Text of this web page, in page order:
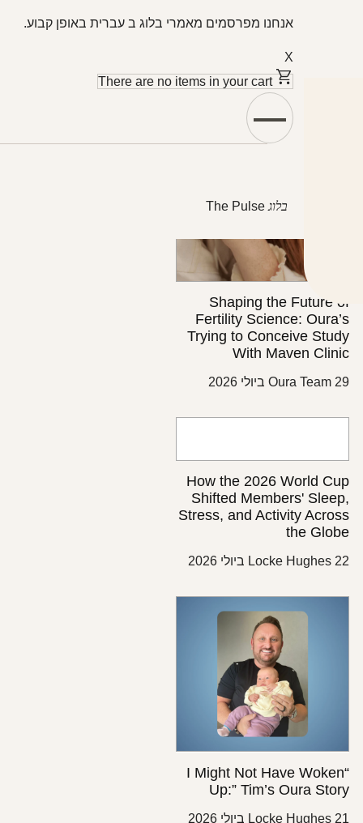
אנחנו מפרסמים מאמרי בלוג ב עברית באופן קבוע.
There are no items in your cart
Featured
Shaping the
Fertility Science:
Trying to Conceive
With Maven
Oura Team
How the 2026 World
Shifted Members'
Stress, and Activity
the
Locke Hughes
“I Might Not Have
Up:” Tim’s Oura
Locke Hughes